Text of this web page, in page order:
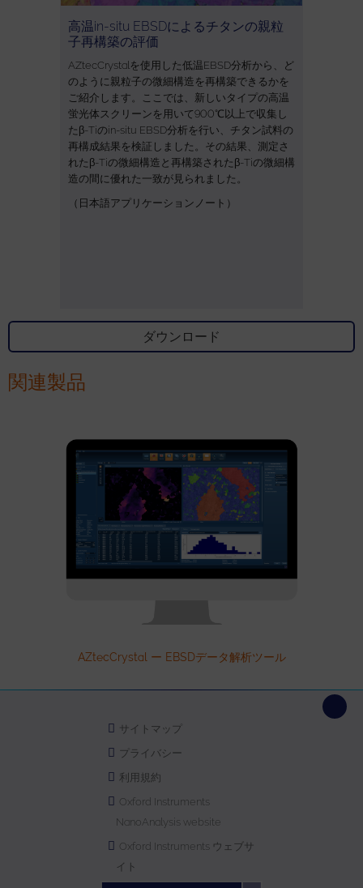
高温in-situ EBSDによるチタンの親粒
子再構築の評価
AZtecCrystalを使用した低温EBSD分析から、ど
のように親粒子の微細構造を再構築できるかを
ご紹介します。ここでは、新しいタイプの高温
蛍光体スクリーンを用いて900℃以上で収集し
たβ-Tiのin-situ EBSD分析を行い、チタン試料の
再構成結果を検証しました。その結果、測定さ
れたβ-Tiの微細構造と再構築されたβ-Tiの微細構
造の間に優れた一致が見られました。
（日本語アプリケーションノート）
ダウンロード
関連製品
AZtecCrystal ー EBSDデータ解析ツール
サイトマップ
プライバシー
利用規約
Oxford Instruments
NanoAnalysis website
Oxford Instruments ウェブサ
イト